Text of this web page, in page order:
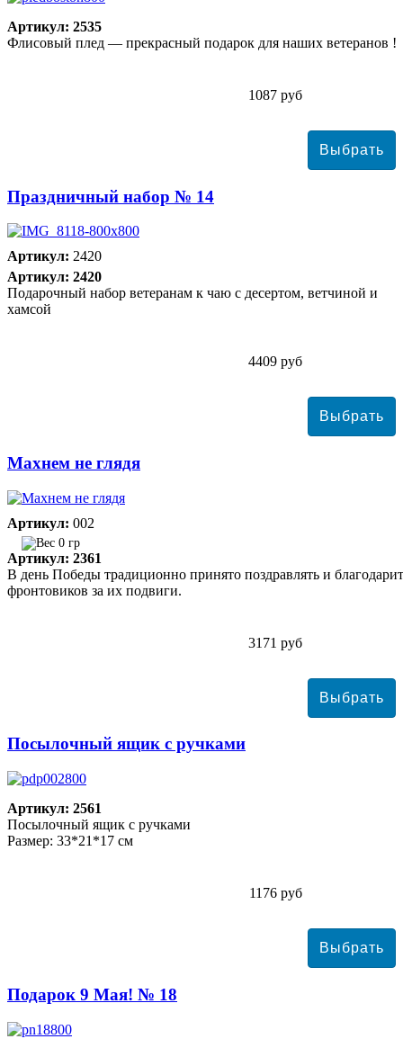
Артикул: 2535
Флисовый плед — прекрасный подарок для наших ветеранов !
1087 руб
Праздничный набор № 14
Артикул: 2420
Артикул: 2420
Подарочный набор ветеранам к чаю с десертом, ветчиной и
хамсой
4409 руб
Махнем не глядя
Артикул: 002
0 гр
Артикул: 2361
В день Победы традиционно принято поздравлять и
фронтовиков за их подвиги.
3171 руб
Посылочный ящик с ручками
Артикул: 2561
Посылочный ящик с ручками
Размер: 33*21*17 см
1176 руб
Подарок 9 Мая! № 18